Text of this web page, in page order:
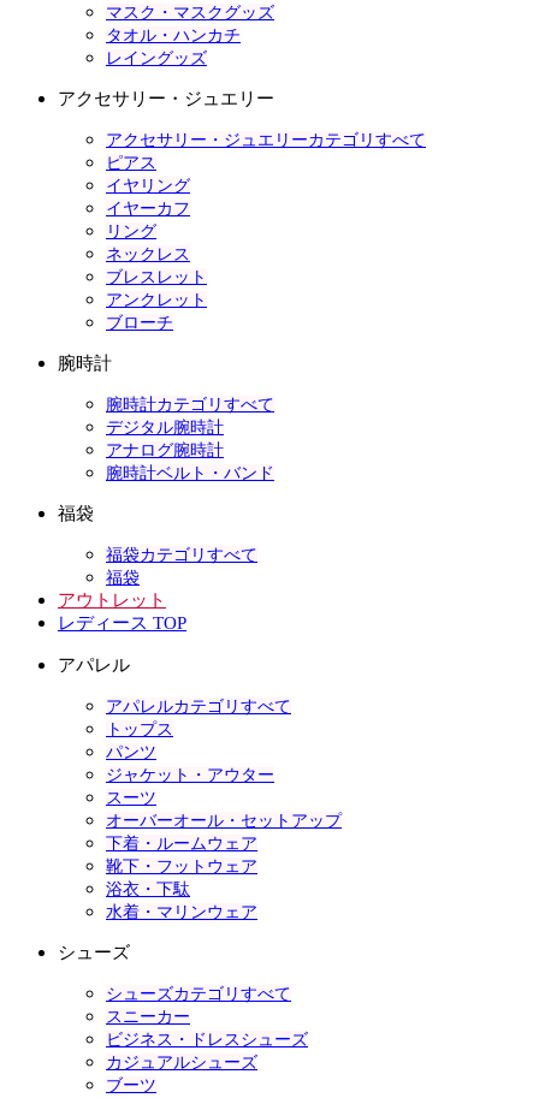
マスク・マスクグッズ
タオル・ハンカチ
レイングッズ
アクセサリー・ジュエリー
アクセサリー・ジュエリーカテゴリすべて
ピアス
イヤリング
イヤーカフ
リング
ネックレス
ブレスレット
アンクレット
ブローチ
腕時計
腕時計カテゴリすべて
デジタル腕時計
アナログ腕時計
腕時計ベルト・バンド
福袋
福袋カテゴリすべて
福袋
アウトレット
レディース TOP
アパレル
アパレルカテゴリすべて
トップス
パンツ
ジャケット・アウター
スーツ
オーバーオール・セットアップ
下着・ルームウェア
靴下・フットウェア
浴衣・下駄
水着・マリンウェア
シューズ
シューズカテゴリすべて
スニーカー
ビジネス・ドレスシューズ
カジュアルシューズ
ブーツ